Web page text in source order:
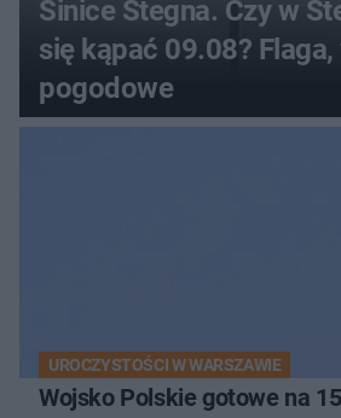
Sinice Stegna. Czy w
się kąpać 09.08?
pogodowe
UROCZYSTOŚCI W WARSZAWIE
Wojsko Polskie gotowe na